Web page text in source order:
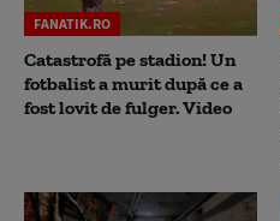
FANATIK.RO
Catastrofă pe stadion! Un
fotbalist a murit după ce a
fost lovit de fulger. Video